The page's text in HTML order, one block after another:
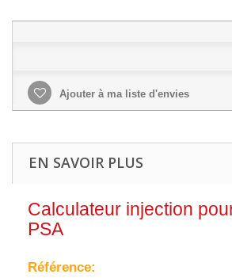
Ajouter à ma liste d'envies
EN SAVOIR PLUS
Calculateur injection
PSA
Référence: